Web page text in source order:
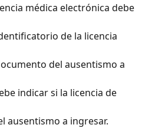
médica electrónica debe
de la licencia
del ausentismo a
indicar si la licencia de
ausentismo a ingresar.